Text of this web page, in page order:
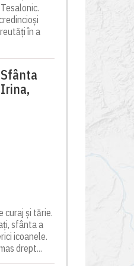
Tesalonic.
în a
Sfânta
Irina,
curaj și tărie.
sfânta a
icoanele.
drept...